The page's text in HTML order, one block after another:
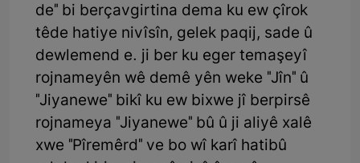
de" bi berçavgirtina dema ku ew çîrok
têde hatiye nivîsîn, gelek paqij, sade û
dewlemend e. ji ber ku eger temaşeyî
rojnameyên wê demê yên weke "Jîn" û
"Jiyanewe" bikî ku ew bixwe jî berpirsê
rojnameya "Jiyanewe" bû û ji aliyê xalê
xwe "Pîremêrd" ve bo wî karî hatibû